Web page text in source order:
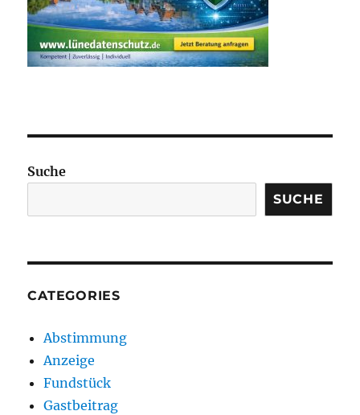
Suche
SUCHE
CATEGORIES
Abstimmung
Anzeige
Fundstück
Gastbeitrag